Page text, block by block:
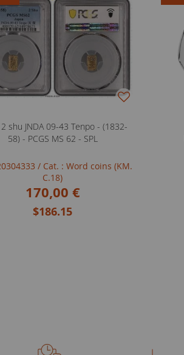
2 shu JNDA 09-43 Tenpo - (1832-
58) - PCGS MS 62 - SPL
/ Cat. : Word coins (KM.
C.18)
170,00 €
$186.15